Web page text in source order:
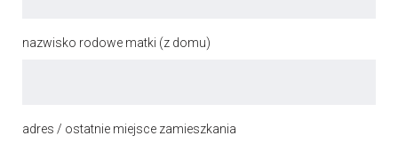
nazwisko rodowe matki (z domu)
adres / ostatnie miejsce zamieszkania